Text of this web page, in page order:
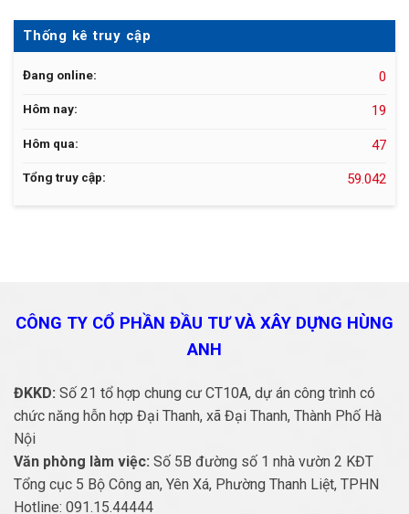
Thống kê truy cập
Đang online: 0
Hôm nay: 19
Hôm qua: 47
Tổng truy cập: 59.042
CÔNG TY CỔ PHẦN ĐẦU TƯ VÀ XÂY DỰNG HÙNG
ANH
ĐKKD: Số 21 tổ hợp chung cư CT10A, dự án công trình có
chức năng hỗn hợp Đại Thanh, xã Đại Thanh, Thành Phố Hà
Nội
Văn phòng làm việc: Số 5B đường số 1 nhà vườn 2 KĐT
Tổng cục 5 Bộ Công an, Yên Xá, Phường Thanh Liệt, TPHN
Hotline: 091.15.44444